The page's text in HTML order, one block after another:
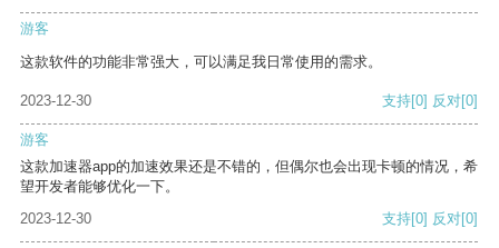
游客
这款软件的功能非常强大，可以满足我日常使用的需求。
2023-12-30 支持[0] 反对[0]
游客
这款加速器app的加速效果还是不错的，但偶尔也会出现卡顿的情况，希
望开发者能够优化一下。
2023-12-30
支持[0] 反对[0]